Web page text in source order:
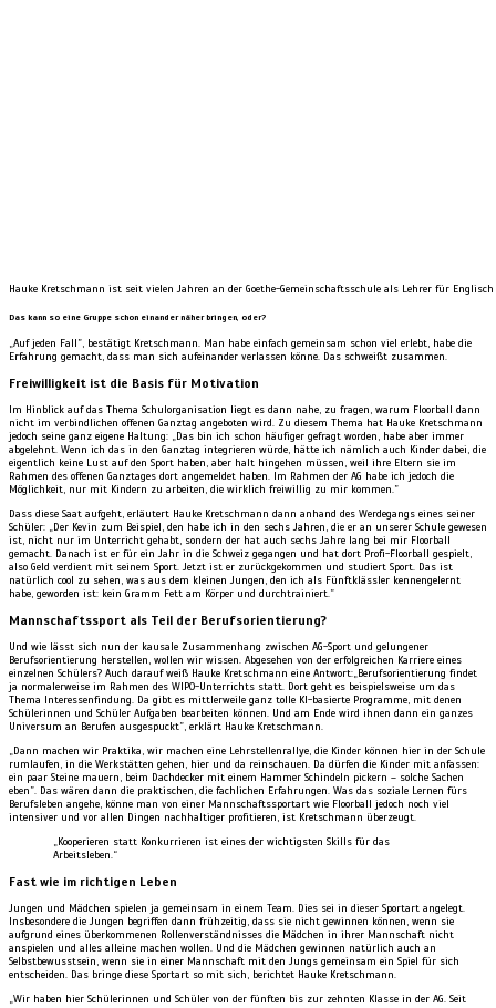
Hauke Kretschmann ist seit vielen Jahren an der Goethe-Gemeinschaftsschule als Lehrer für
Das kann so eine Gruppe schon einander näher bringen, oder?
„Auf jeden Fall”, bestätigt Kretschmann. Man habe einfach gemeinsam schon viel erlebt, habe die
Erfahrung gemacht, dass man sich aufeinander verlassen könne. Das schweißt zusammen.
Freiwilligkeit ist die Basis für Motivation
Im Hinblick auf das Thema Schulorganisation liegt es dann nahe, zu fragen, warum Floorball dann
nicht im verbindlichen offenen Ganztag angeboten wird. Zu diesem Thema hat Hauke Kretschmann
jedoch seine ganz eigene Haltung: „Das bin ich schon häufiger gefragt worden, habe aber immer
abgelehnt. Wenn ich das in den Ganztag integrieren würde, hätte ich nämlich auch Kinder dabei, die
eigentlich keine Lust auf den Sport haben, aber halt hingehen müssen, weil ihre Eltern sie im
Rahmen des offenen Ganztages dort angemeldet haben. Im Rahmen der AG habe ich jedoch die
Möglichkeit, nur mit Kindern zu arbeiten, die wirklich freiwillig zu mir kommen.”
Dass diese Saat aufgeht, erläutert Hauke Kretschmann dann anhand des Werdegangs eines seiner
Schüler: „Der Kevin zum Beispiel, den habe ich in den sechs Jahren, die er an unserer Schule gewesen
ist, nicht nur im Unterricht gehabt, sondern der hat auch sechs Jahre lang bei mir Floorball
gemacht. Danach ist er für ein Jahr in die Schweiz gegangen und hat dort Profi-Floorball gespielt,
also Geld verdient mit seinem Sport. Jetzt ist er zurückgekommen und studiert Sport. Das ist
natürlich cool zu sehen, was aus dem kleinen Jungen, den ich als Fünftklässler kennengelernt
habe, geworden ist: kein Gramm Fett am Körper und durchtrainiert.”
Mannschaftssport als Teil der Berufsorientierung?
Und wie lässt sich nun der kausale Zusammenhang zwischen AG-Sport und gelungener
Berufsorientierung herstellen, wollen wir wissen. Abgesehen von der erfolgreichen Karriere eines
einzelnen Schülers? Auch darauf weiß Hauke Kretschmann eine Antwort:„Berufsorientierung findet
ja normalerweise im Rahmen des WIPO-Unterrichts statt. Dort geht es beispielsweise um das
Thema Interessenfindung. Da gibt es mittlerweile ganz tolle KI-basierte Programme, mit denen
Schülerinnen und Schüler Aufgaben bearbeiten können. Und am Ende wird ihnen dann ein ganzes
Universum an Berufen ausgespuckt”, erklärt Hauke Kretschmann.
„Dann machen wir Praktika, wir machen eine Lehrstellenrallye, die Kinder können hier in der Schule
rumlaufen, in die Werkstätten gehen, hier und da reinschauen. Da dürfen die Kinder mit anfassen:
ein paar Steine mauern, beim Dachdecker mit einem Hammer Schindeln pickern – solche Sachen
eben”. Das wären dann die praktischen, die fachlichen Erfahrungen. Was das soziale Lernen fürs
Berufsleben angehe, könne man von einer Mannschaftssportart wie Floorball jedoch noch viel
intensiver und vor allen Dingen nachhaltiger profitieren, ist Kretschmann überzeugt.
„Kooperieren statt Konkurrieren ist eines der wichtigsten Skills für das
Arbeitsleben.“
Fast wie im richtigen Leben
Jungen und Mädchen spielen ja gemeinsam in einem Team. Dies sei in dieser Sportart angelegt.
Insbesondere die Jungen begriffen dann frühzeitig, dass sie nicht gewinnen können, wenn sie
aufgrund eines überkommenen Rollenverständnisses die Mädchen in ihrer Mannschaft nicht
anspielen und alles alleine machen wollen. Und die Mädchen gewinnen natürlich auch an
Selbstbewusstsein, wenn sie in einer Mannschaft mit den Jungs gemeinsam ein Spiel für sich
entscheiden. Das bringe diese Sportart so mit sich, berichtet Hauke Kretschmann.
„Wir haben hier Schülerinnen und Schüler von der fünften bis zur zehnten Klasse in der AG. Seit